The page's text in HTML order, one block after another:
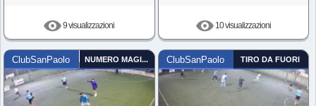
9 visualizzazioni 10 visualizzazioni
ClubSanPaolo NUMERO MAGICO ClubSanPaolo TIRO DA FUORI